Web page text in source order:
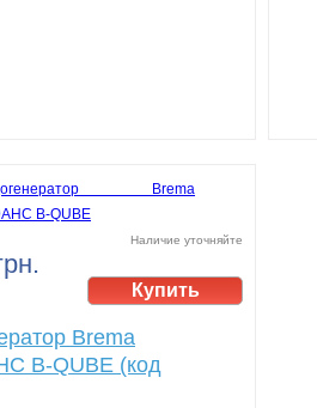
Наличие уточняйте
Brema
B-QUBE (код